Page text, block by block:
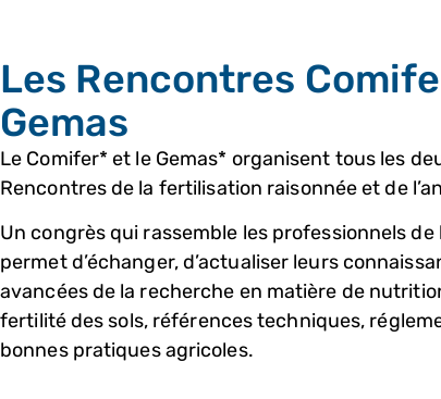
Les Rencontres
Gemas
Le Comifer* et le Gemas* organisent tous les
Rencontres de la fertilisation raisonnée et de
Un congrès qui rassemble les professionnels de
permet d’échanger, d’actualiser leurs
avancées de la recherche en matière de
fertilité des sols, références techniques,
bonnes pratiques agricoles.